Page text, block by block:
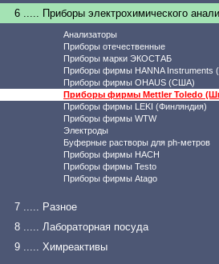
6 ..... Приборы электрохимического
Анализаторы
Приборы отечественные
Приборы марки ЭКОСТАБ
Приборы фирмы HANNA Instruments
Приборы фирмы OHAUS (США)
Приборы фирмы Mettler Toledo
Приборы фирмы LEKI (Финляндия)
Приборы фирмы WTW
Электроды
Буферные растворы для ph-метров
Приборы фирмы HACH
Приборы фирмы Testo
Приборы фирмы Atago
7 ..... Разное
8 ..... Лабораторная посуда
9 ..... Химреактивы